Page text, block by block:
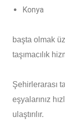
Konya
başta olmak
taşımacılık
Şehirlerarası
eşyalarınız
ulaştırılır.